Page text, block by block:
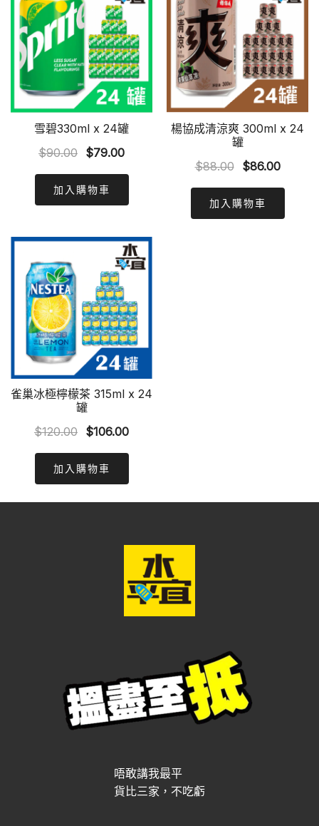
雪碧330ml x 24罐
$90.00 Original
was:
$90.00.
$79.00Current
$79.00.
加入購物車
楊協成清涼爽 300ml x 24
罐
$88.00
Original
was:
$88.00.
$86.00
加入購物車
雀巢冰極檸檬茶 315ml x 24
罐
$120.00 Original
was:
$120.00.
$106.00Current
$106.00.
加入購物車
唔敢講我最平
貨比三家，不吃虧